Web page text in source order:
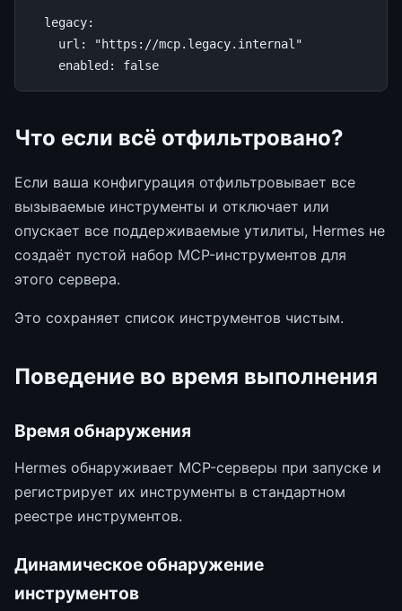
legacy:
url :
"https://mcp.legacy.internal"
enabled : false
Что если всё отфильтровано?
Если ваша конфигурация отфильтровывает все
вызываемые инструменты и отключает или
опускает все поддерживаемые утилиты, Hermes не
создаёт пустой набор MCP-инструментов для
этого сервера.
Это сохраняет список инструментов чистым.
Поведение во время выполнения
Время обнаружения
Hermes обнаруживает MCP-серверы при запуске и
регистрирует их инструменты в стандартном
реестре инструментов.
Динамическое обнаружение
инструментов